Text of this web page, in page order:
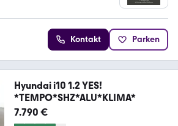
Kontakt Parken
Hyundai i10 1.2 YES!
*TEMPO*SHZ*ALU*KLIMA*
7.790 €